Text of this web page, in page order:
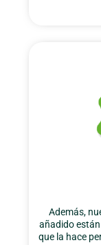
Además,
añadido
que la hace